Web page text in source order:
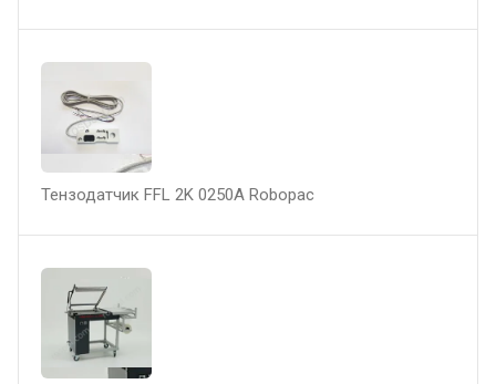
Тензодатчик FFL 2K 0250A Robopac